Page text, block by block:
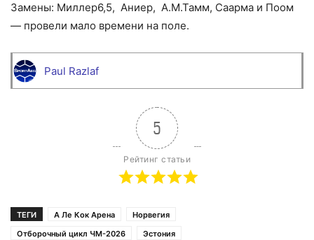
Замены: Миллер6,5, Аниер, А.М.Тамм, Саарма и Поом
— провели мало времени на поле.
Paul Razlaf
5
Рейтинг статьи
ТЕГИ А Ле Кок Арена
Норвегия
Отборочный цикл ЧМ-2026
Эстония